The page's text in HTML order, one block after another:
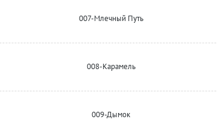
007-Млечный Путь
008-Карамель
009-Дымок